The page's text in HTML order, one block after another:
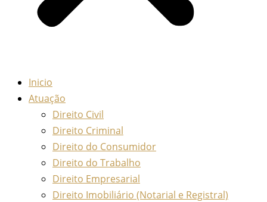
Inicio
Atuação
Direito Civil
Direito Criminal
Direito do Consumidor
Direito do Trabalho
Direito Empresarial
Direito Imobiliário (Notarial e Registral)